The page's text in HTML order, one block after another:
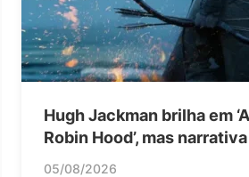
Hugh Jackman brilha em
Robin Hood’, mas
05/08/2026